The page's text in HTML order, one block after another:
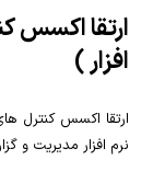
ارتقا اکسس
افزار )
ارتقا اکسس کنترل
نرم افزار مدیریت و